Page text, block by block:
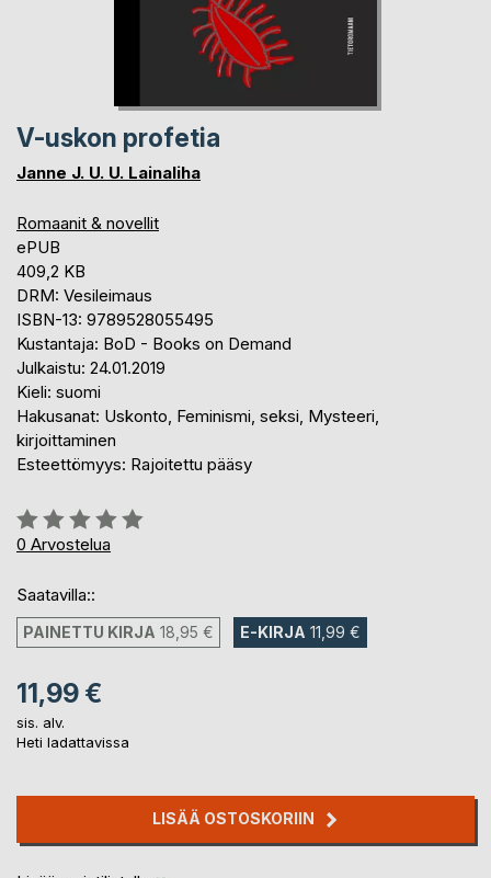
V-uskon profetia
Janne J. U. U. Lainaliha
Romaanit & novellit
ePUB
409,2 KB
DRM: Vesileimaus
ISBN-13: 9789528055495
Kustantaja: BoD - Books on Demand
Julkaistu: 24.01.2019
Kieli: suomi
Hakusanat: Uskonto, Feminismi, seksi, Mysteeri,
kirjoittaminen
Esteettömyys: Rajoitettu pääsy
Arvostelu::
0%
0 Arvostelua
Saatavilla::
PAINETTU KIRJA 18,95 € E-KIRJA 11,99 €
11,99 €
sis. alv.
Heti ladattavissa
LISÄÄ OSTOSKORIIN